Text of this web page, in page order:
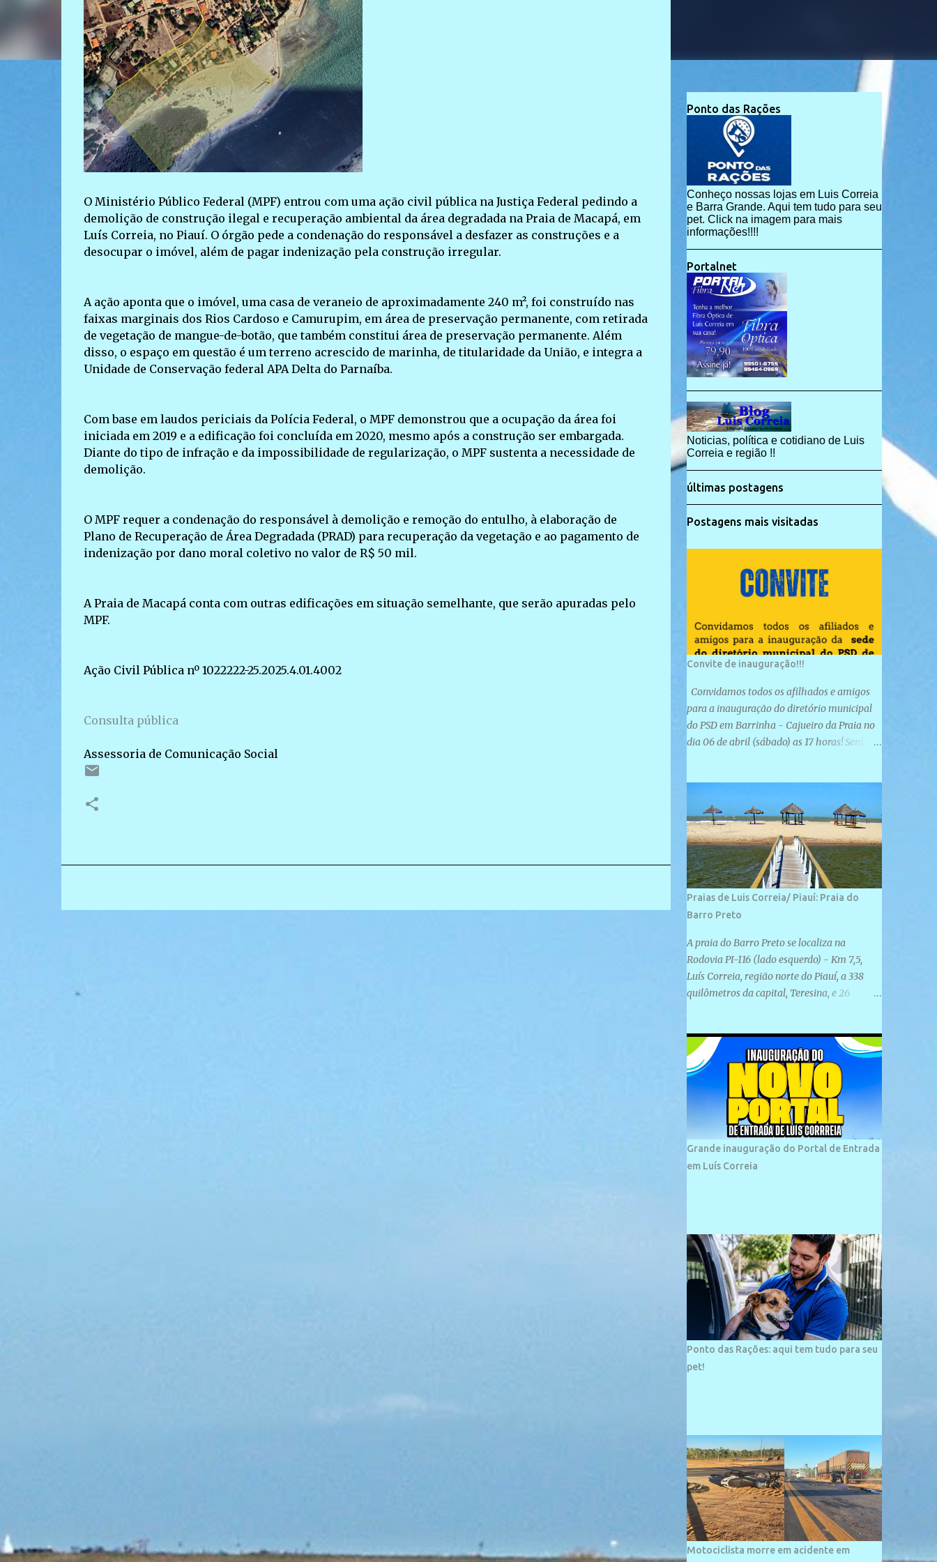
O Ministério Público Federal (MPF) entrou com uma ação civil pública na Justiça Federal pedindo a
demolição de construção ilegal e recuperação ambiental da área degradada na Praia de Macapá, em
Luís Correia, no Piauí. O órgão pede a condenação do responsável a desfazer as construções e a
desocupar o imóvel, além de pagar indenização pela construção irregular.
A ação aponta que o imóvel, uma casa de veraneio de aproximadamente 240 m², foi construído nas
faixas marginais dos Rios Cardoso e Camurupim, em área de preservação permanente, com retirada
de vegetação de mangue-de-botão, que também constitui área de preservação permanente. Além
disso, o espaço em questão é um terreno acrescido de marinha, de titularidade da União, e integra a
Unidade de Conservação federal APA Delta do Parnaíba.
Com base em laudos periciais da Polícia Federal, o MPF demonstrou que a ocupação da área foi
iniciada em 2019 e a edificação foi concluída em 2020, mesmo após a construção ser embargada.
Diante do tipo de infração e da impossibilidade de regularização, o MPF sustenta a necessidade de
demolição.
O MPF requer a condenação do responsável à demolição e remoção do entulho, à elaboração de
Plano de Recuperação de Área Degradada (PRAD) para recuperação da vegetação e ao pagamento de
indenização por dano moral coletivo no valor de R$ 50 mil.
A Praia de Macapá conta com outras edificações em situação semelhante, que serão apuradas pelo
MPF.
Ação Civil Pública nº 1022222-25.2025.4.01.4002
Consulta pública
Assessoria de Comunicação Social
Ponto das Rações
Conheço nossas lojas em Luis Correia
e Barra Grande. Aqui tem tudo para seu
pet. Click na imagem para mais
informações!!!!
Portalnet
Noticias, política e cotidiano de Luis
Correia e região !!
últimas postagens
Postagens mais visitadas
Convite de inauguração!!!
Convidamos todos os afilhados e amigos
para a inauguração do diretório municipal
do PSD em Barrinha - Cajueiro da Praia no
dia 06 de abril (sábado) as 17 horas! Será
localizada na Rua São José, 98 Barrinha -
Cajueiro da Praia.
Praias de Luis Correia/ Piauí: Praia do
Barro Preto
A praia do Barro Preto se localiza na
Rodovia PI-116 (lado esquerdo) - Km 7,5,
Luís Correia, região norte do Piauí, a 338
quilômetros da capital, Teresina, e 26
plana e retilínea na maior parte de sua
extensão, chegando a mais ou menos a 1,5
km de paisagens exuberantes. Possui ondas
suaves devido ao extensivo molhe de pedras
que não chegam a 2 metros de altura, não
apresentando dunas em seu espaço
geográfico. Não se sabe ao certo porque a
praia leva esse nome, e muitas das suas
vizinhos. O bairro onde se localiza a praia é
palco de amplos investimentos e projetos
grandiosos como hotéis, pousadas e
residências de veraneio de grande porte. O
maior empreendimento fixado nessa área é
o SESC Praia, inaugurado em 12 de julho de
1996. Com arquitetura moderna,...
Grande inauguração do Portal de Entrada
em Luís Correia
Ponto das Rações: aqui tem tudo para seu
pet!
Motociclista morre em acidente em